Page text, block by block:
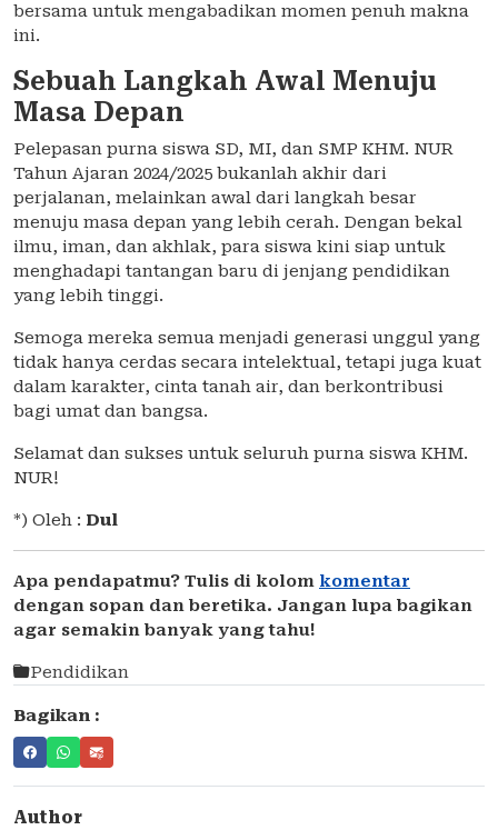
bersama untuk mengabadikan momen penuh makna
ini.
Sebuah Langkah Awal Menuju
Masa Depan
Pelepasan purna siswa SD, MI, dan SMP KHM. NUR
Tahun Ajaran 2024/2025 bukanlah akhir dari
perjalanan, melainkan awal dari langkah besar
menuju masa depan yang lebih cerah. Dengan bekal
ilmu, iman, dan akhlak, para siswa kini siap untuk
menghadapi tantangan baru di jenjang pendidikan
yang lebih tinggi.
Semoga mereka semua menjadi generasi unggul yang
tidak hanya cerdas secara intelektual, tetapi juga kuat
dalam karakter, cinta tanah air, dan berkontribusi
bagi umat dan bangsa.
Selamat dan sukses untuk seluruh purna siswa KHM.
NUR!
*) Oleh : Dul
Apa pendapatmu? Tulis di kolom komentar
dengan sopan dan beretika. Jangan lupa bagikan
agar semakin banyak yang tahu!
Pendidikan
Bagikan :
Author